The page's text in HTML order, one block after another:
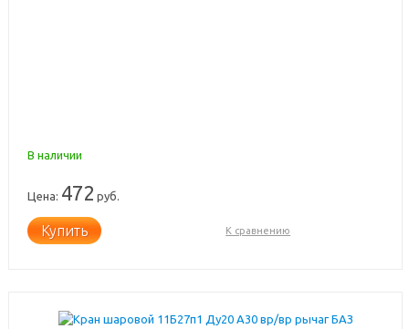
В наличии
Цена: 472 руб.
Купить К сравнению